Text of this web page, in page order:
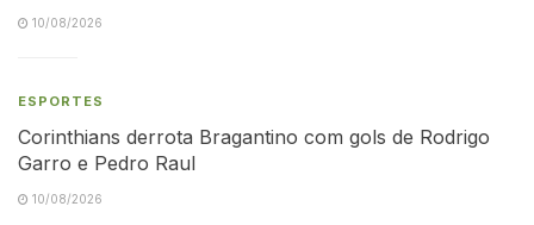
10/08/2026
ESPORTES
Corinthians derrota Bragantino com gols de Rodrigo
Garro e Pedro Raul
10/08/2026